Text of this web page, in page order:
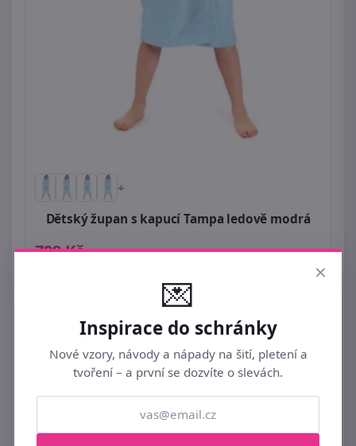
+
Dětský župan s kapucí Tampa ledově modrá
799 Kč
×
💌
Inspirace do schránky
Nové vzory, návody a nápady na šití, pletení a
tvoření – a první se dozvíte o slevách.